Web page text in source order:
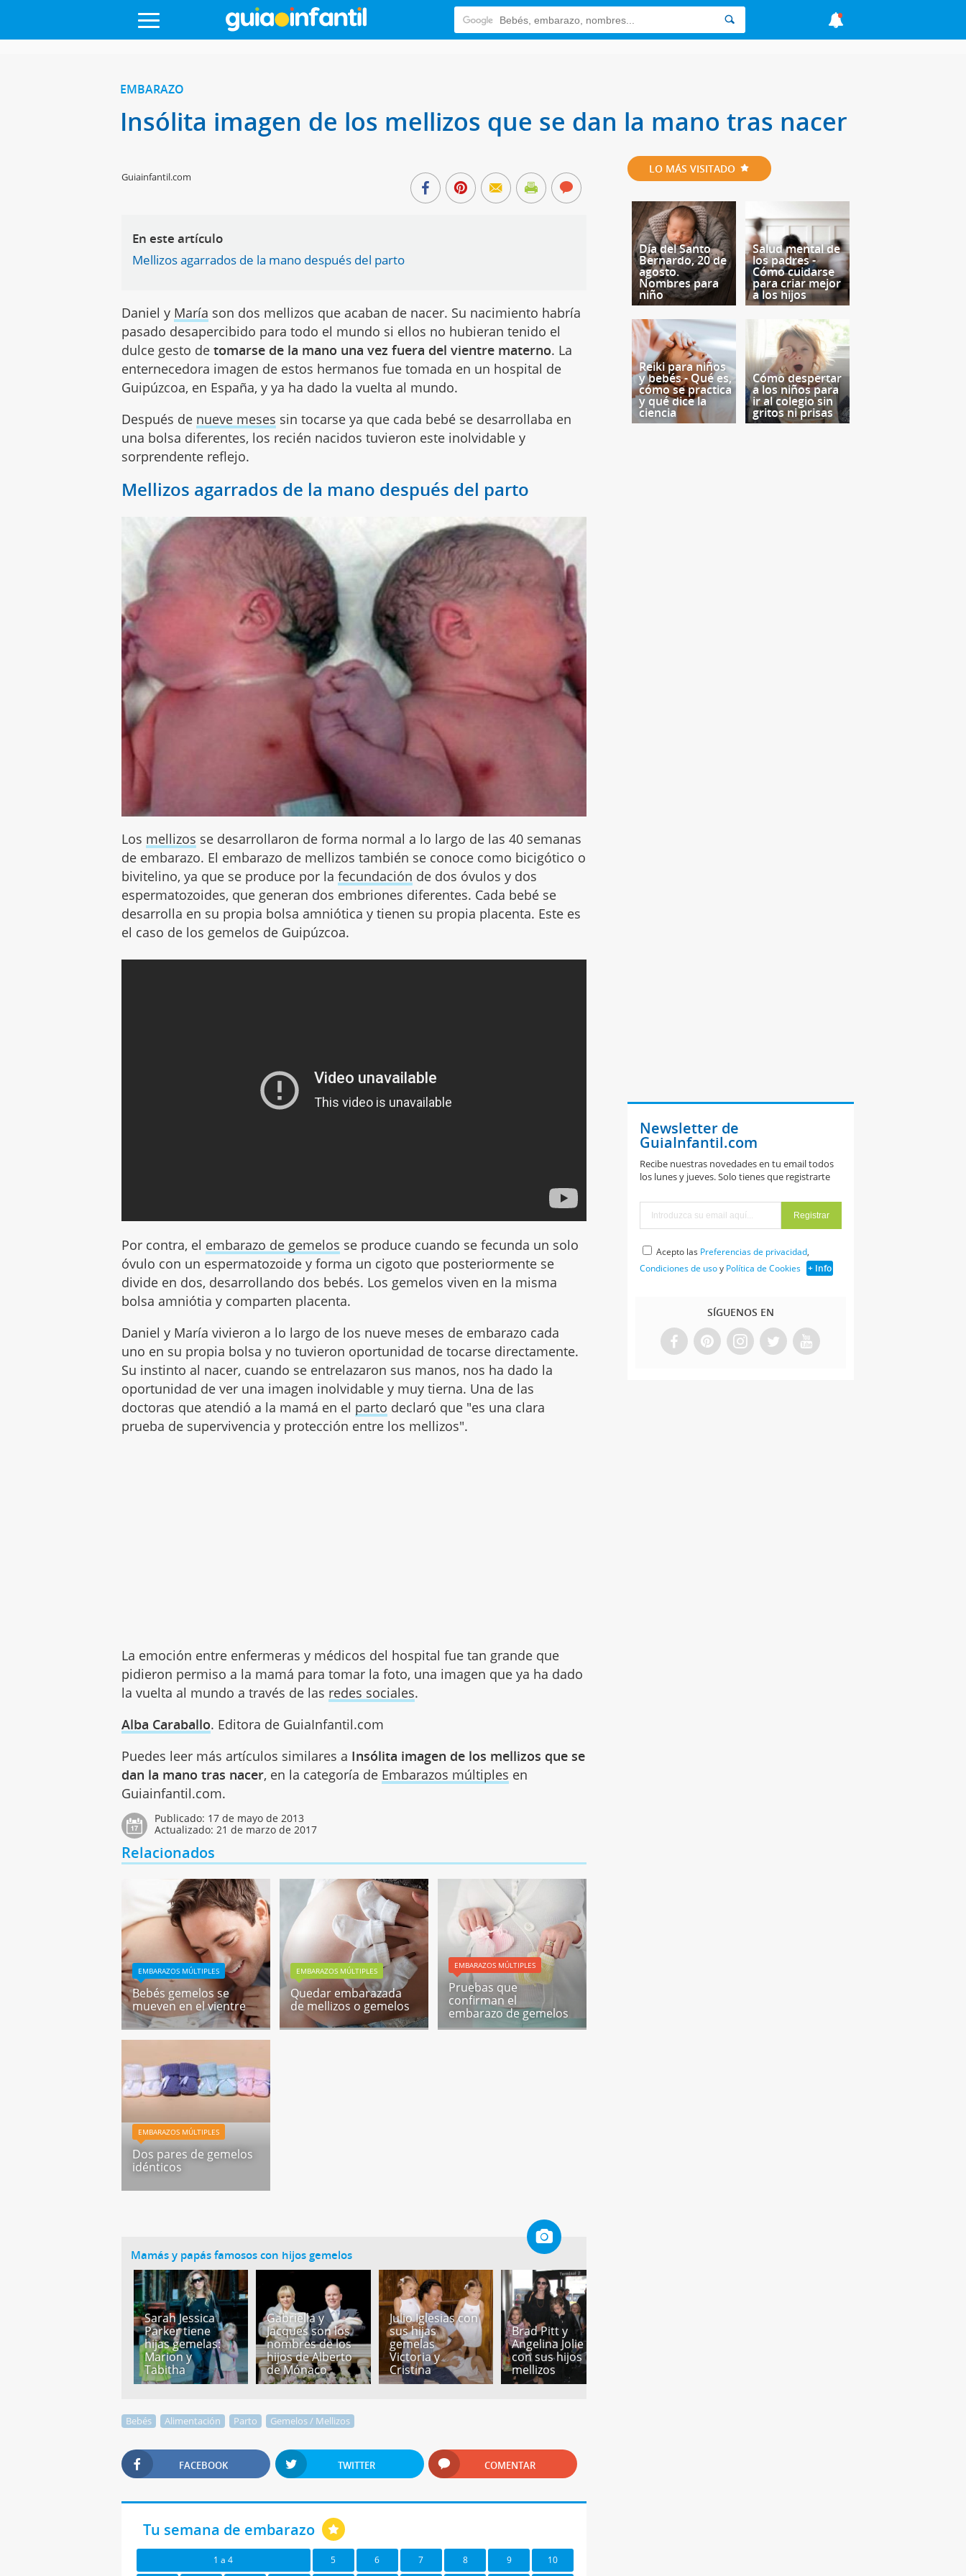
EMBARAZO
Insólita imagen de los mellizos que se dan la mano tras nacer
Guiainfantil.com
En este artículo
Mellizos agarrados de la mano después del parto
Daniel y María son dos mellizos que acaban de nacer. Su nacimiento habría
pasado desapercibido para todo el mundo si ellos no hubieran tenido el
dulce gesto detomarse de la mano una vez fuera del vientre materno. La
enternecedora imagen de estos hermanos fue tomada en un hospital de
Guipúzcoa, en España, y ya ha dado la vuelta al mundo.
Después de nueve meses sin tocarse ya que cada bebé se desarrollaba en
una bolsa diferentes, los recién nacidos tuvieron este inolvidable y
sorprendente reflejo.
Mellizos agarrados de la mano después del parto
Los mellizos se desarrollaron de forma normal a lo largo de las 40 semanas
de embarazo. El embarazo de mellizos también se conoce como bicigótico o
bivitelino, ya que se produce por lafecundación de dos óvulos y dos
espermatozoides, que generan dos embriones diferentes. Cada bebé se
desarrolla en su propia bolsa amniótica y tienen su propia placenta. Este es
el caso de los gemelos de Guipúzcoa.
Por contra, el embarazo de gemelos se produce cuando se fecunda un solo
óvulo con un espermatozoide y forma un cigoto que posteriormente se
divide en dos, desarrollando dos bebés. Los gemelos viven en la misma
bolsa amniótia y comparten placenta.
Daniel y María vivieron a lo largo de los nueve meses de embarazo cada
uno en su propia bolsa y no tuvieron oportunidad de tocarse directamente.
Su instinto al nacer, cuando se entrelazaron sus manos, nos ha dado la
oportunidad de ver una imagen inolvidable y muy tierna. Una de las
doctoras que atendió a la mamá en el parto declaró que "es una clara
prueba de supervivencia y protección entre los mellizos".
La emoción entre enfermeras y médicos del hospital fue tan grande que
pidieron permiso a la mamá para tomar la foto, una imagen que ya ha dado
la vuelta al mundo a través de las redes sociales.
Alba Caraballo. Editora de GuiaInfantil.com
Puedes leer más artículos similares a Insólita imagen de los mellizos que se
dan la mano tras nacer, en la categoría de Embarazos múltiples en
Guiainfantil.com.
Publicado: 17 de mayo de 2013
Actualizado:21 de marzo de 2017
Relacionados
EMBARAZOS MÚLTIPLES
Bebés gemelos se
mueven en el vientre
EMBARAZOS MÚLTIPLES
Quedar embarazada
de mellizos o gemelos
EMBARAZOS MÚLTIPLES
Pruebas que
confirman el
embarazo de gemelos
EMBARAZOS MÚLTIPLES
Dos pares de gemelos
idénticos
Mamás y papás famosos con hijos gemelos
Sarah Jessica
Parker tiene
hijas gemelas:
Marion y
Tabitha
Gabriella y
Jacques son los
nombres de los
hijos de Alberto
de Mónaco
Julio Iglesias con
sus hijas
gemelas
Victoria y
Cristina
Brad Pitt y
Angelina Jolie
con sus hijos
mellizos
Bebés Alimentación Parto Gemelos / Mellizos
FACEBOOK TWITTER COMENTAR
Tu semana de embarazo
1 a 4 5 6 7 8 9 10
LO MÁS VISITADO
Día del Santo
Bernardo, 20 de
agosto.
Nombres para
niño
Salud mental de
los padres -
Cómo cuidarse
para criar mejor
a los hijos
Reiki para niños
y bebés - Qué es,
cómo se practica
y qué dice la
ciencia
Cómo despertar
a los niños para
ir al colegio sin
gritos ni prisas
Newsletter de
GuiaInfantil.com
Recibe nuestras novedades en tu email todos
los lunes y jueves. Solo tienes que registrarte
Acepto las Preferencias de privacidad,
Condiciones de usoy Política de Cookies + Info
SÍGUENOS EN